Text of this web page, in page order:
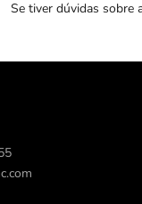
Se tiver dúvidas sobre